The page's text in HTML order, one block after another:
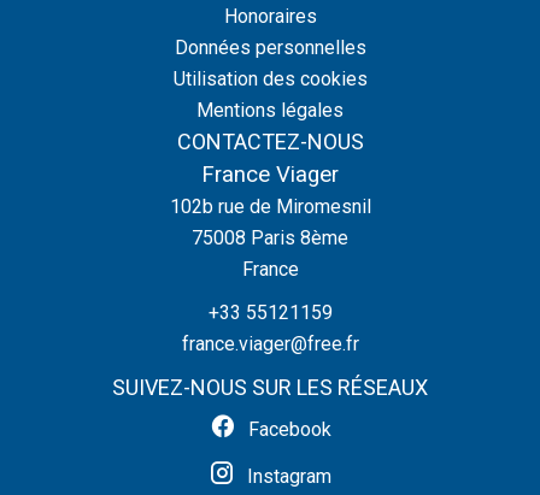
Honoraires
Données personnelles
Utilisation des cookies
Mentions légales
CONTACTEZ-NOUS
France Viager
102b rue de Miromesnil
75008 Paris 8ème
France
+33 55121159
france.viager@free.fr
SUIVEZ-NOUS SUR LES RÉSEAUX
Facebook
Instagram